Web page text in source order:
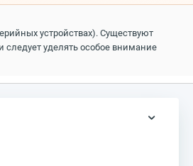
устройствах). Существуют
уделять особое внимание